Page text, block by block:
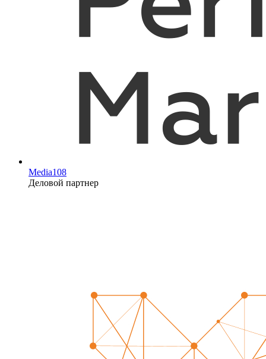
Media108
Деловой партнер